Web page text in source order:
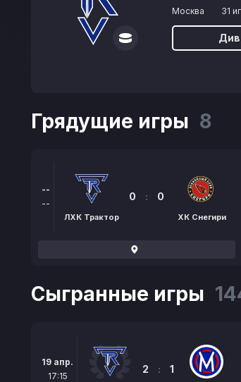
Москва 31
Грядущие игры 8
--
--
ЛХК Трактор
0 : 0
ХК Снегири
Сыгранные игры
19 апр.
17:15
2 : 1